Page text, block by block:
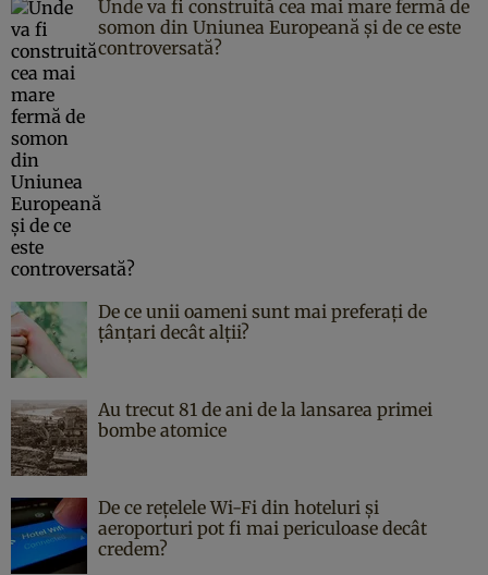
Unde va fi construită cea mai mare fermă de
somon din Uniunea Europeană și de ce este
controversată?
De ce unii oameni sunt mai preferați de
țânțari decât alții?
Au trecut 81 de ani de la lansarea primei
bombe atomice
De ce rețelele Wi-Fi din hoteluri și
aeroporturi pot fi mai periculoase decât
credem?